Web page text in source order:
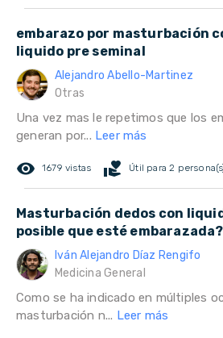
embarazo por masturbación
liquido pre seminal
Alejandro Abello-Martinez
Otras
Una vez mas le repetimos que los
generan por... Leer más
remove_red_eye 1679 vistas volunteer_activism Útil para 2
Masturbación dedos con
posible que esté embarazada?
Iván Alejandro Díaz Rengifo
Medicina General
Como se ha indicado en múltiples
masturbación n... Leer más